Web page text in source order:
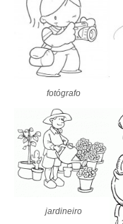
fotógrafo
jardineiro